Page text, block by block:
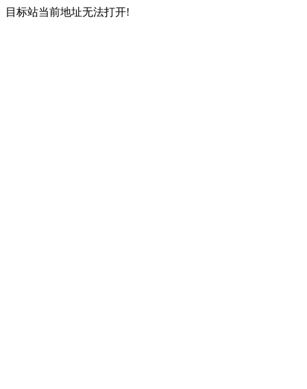
目标站当前地址无法打开!